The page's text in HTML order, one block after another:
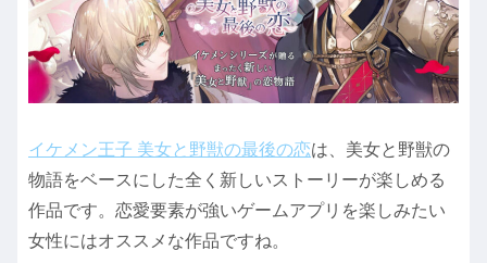
イケメン王子 美女と野獣の最後の恋は、美女と野獣の
物語をベースにした全く新しいストーリーが楽しめる
作品です。恋愛要素が強いゲームアプリを楽しみたい
女性にはオススメな作品ですね。